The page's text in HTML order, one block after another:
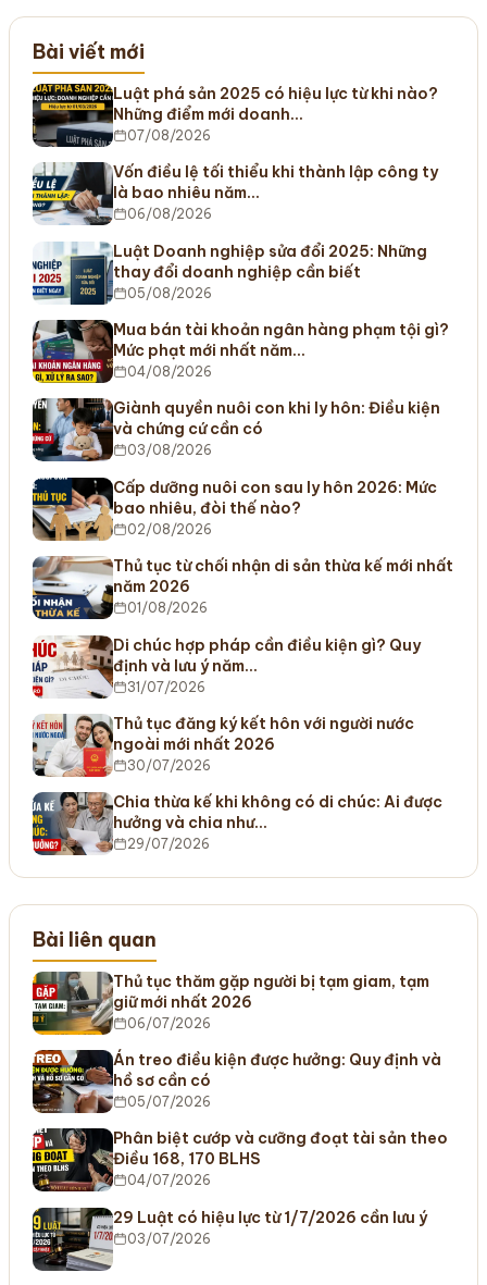
Bài viết mới
Luật phá sản 2025 có hiệu lực từ khi nào?
Những điểm mới doanh…
07/08/2026
Vốn điều lệ tối thiểu khi thành lập công ty
là bao nhiêu năm…
06/08/2026
Luật Doanh nghiệp sửa đổi 2025: Những
thay đổi doanh nghiệp cần biết
05/08/2026
Mua bán tài khoản ngân hàng phạm tội gì?
Mức phạt mới nhất năm…
04/08/2026
Giành quyền nuôi con khi ly hôn: Điều kiện
và chứng cứ cần có
03/08/2026
Cấp dưỡng nuôi con sau ly hôn 2026: Mức
bao nhiêu, đòi thế nào?
02/08/2026
Thủ tục từ chối nhận di sản thừa kế mới nhất
năm 2026
01/08/2026
Di chúc hợp pháp cần điều kiện gì? Quy
định và lưu ý năm…
31/07/2026
Thủ tục đăng ký kết hôn với người nước
ngoài mới nhất 2026
30/07/2026
Chia thừa kế khi không có di chúc: Ai được
hưởng và chia như…
29/07/2026
Bài liên quan
Thủ tục thăm gặp người bị tạm giam, tạm
giữ mới nhất 2026
06/07/2026
Án treo điều kiện được hưởng: Quy định và
hồ sơ cần có
05/07/2026
Phân biệt cướp và cưỡng đoạt tài sản theo
Điều 168, 170 BLHS
04/07/2026
29 Luật có hiệu lực từ 1/7/2026 cần lưu ý
03/07/2026